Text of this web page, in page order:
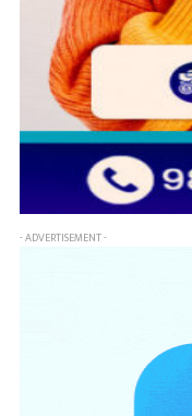
- ADVERTISEMENT -